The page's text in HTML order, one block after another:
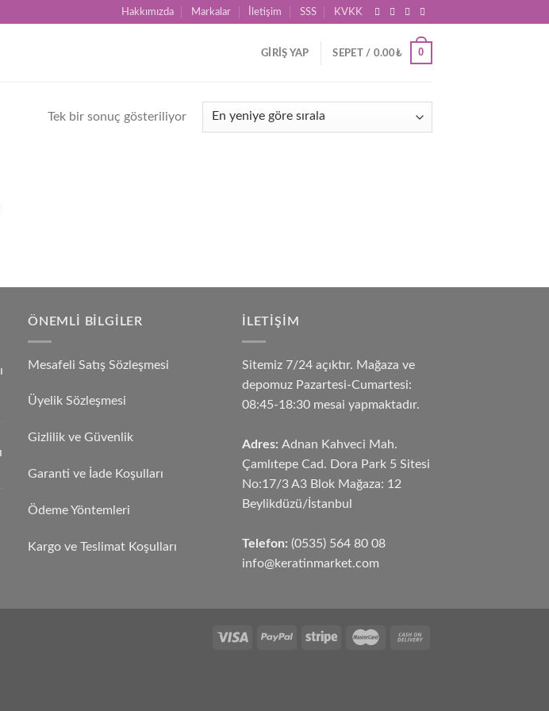
Hakkımızda Markalar İletişim SSS KVKK
GIRIŞ YAP SEPET / 0.00₺ 0
Tek bir sonuç gösteriliyor
ÖNEMLI BILGILER
Mesafeli Satış Sözleşmesi
Üyelik Sözleşmesi
Gizlilik ve Güvenlik
Garanti ve İade Koşulları
Ödeme Yöntemleri
Kargo ve Teslimat Koşulları
İLETIŞIM
Sitemiz 7/24 açıktır. Mağaza ve
depomuz Pazartesi-Cumartesi:
08:45-18:30 mesai yapmaktadır.
Adres: Adnan Kahveci Mah.
Çamlıtepe Cad. Dora Park 5 Sitesi
No:17/3 A3 Blok Mağaza: 12
Beylikdüzü/İstanbul
Telefon: (0535) 564 80 08
info@keratinmarket.com